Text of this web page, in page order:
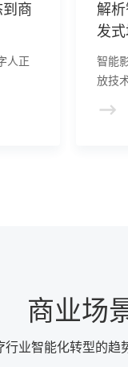
商
人正
解
发
智能
放技
商业场
行业智能化转型的趋